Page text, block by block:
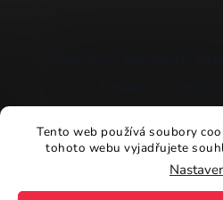
Tento web používá soubory
tohoto webu vyjadřujete
Copyright 2026Earplugs.cz.